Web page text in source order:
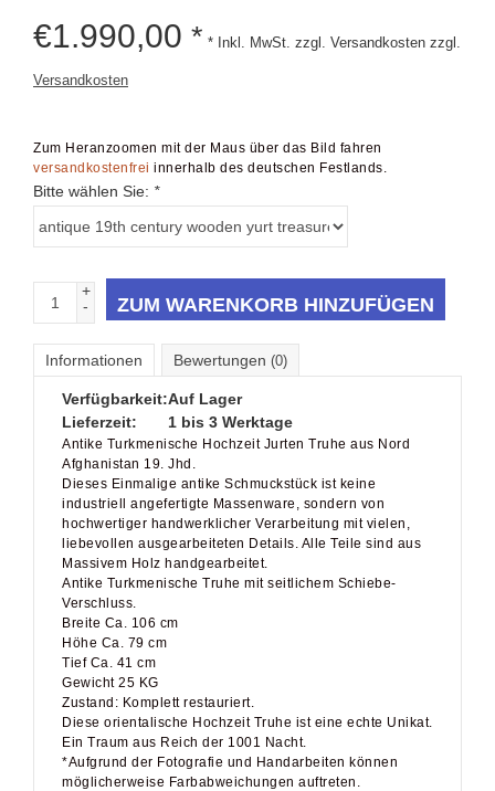
€1.990,00 * * Inkl. MwSt. zzgl. Versandkosten zzgl.
Versandkosten
Zum Heranzoomen mit der Maus über das Bild fahren
versandkostenfrei innerhalb des deutschen Festlands.
Bitte wählen Sie: *
+
-
ZUM WARENKORB HINZUFÜGEN
Informationen Bewertungen (0)
Verfügbarkeit:Auf Lager
Lieferzeit:
1 bis 3 Werktage
Antike Turkmenische Hochzeit Jurten Truhe aus Nord
Afghanistan 19. Jhd.
Dieses Einmalige antike Schmuckstück ist keine
industriell angefertigte Massenware, sondern von
hochwertiger handwerklicher Verarbeitung mit vielen,
liebevollen ausgearbeiteten Details. Alle Teile sind aus
Massivem Holz handgearbeitet.
Antike Turkmenische Truhe mit seitlichem Schiebe-
Verschluss.
Breite Ca. 106 cm
Höhe Ca. 79 cm
Tief Ca. 41 cm
Gewicht 25 KG
Zustand: Komplett restauriert.
Diese orientalische Hochzeit Truhe ist eine echte Unikat.
Ein Traum aus Reich der 1001 Nacht.
*Aufgrund der Fotografie und Handarbeiten können
möglicherweise Farbabweichungen auftreten.